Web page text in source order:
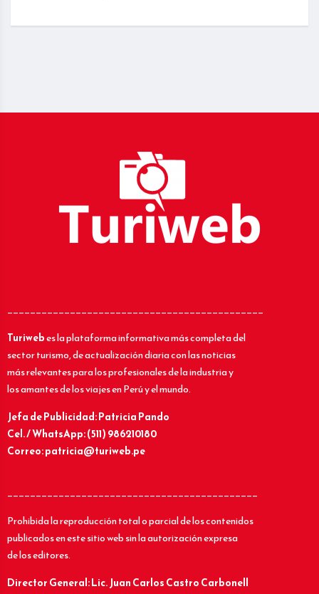
_____________________________________________
Turiwebes la plataforma informativa más completa del
sector turismo, de actualización diaria con las noticias
más relevantes para los profesionales de la industria y
los amantes de los viajes en Perú y el mundo.
Jefa de Publicidad: Patricia Pando
Cel. / WhatsApp: (511) 986210180
Correo: patricia@turiweb.pe
____________________________________________
Prohibida la reproducción total o parcial de los contenidos
publicados en este sitio web sin la autorización expresa
de los editores.
Director General: Lic.Juan Carlos Castro Carbonell